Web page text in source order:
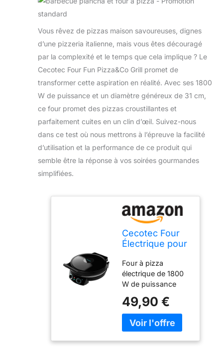
Vous rêvez de pizzas maison savoureuses, dignes
d’une pizzeria italienne, mais vous êtes découragé
par la complexité et le temps que cela implique ? Le
Cecotec Four Fun Pizza&Co Grill promet de
transformer cette aspiration en réalité. Avec ses 1800
W de puissance et un diamètre généreux de 31 cm,
ce four promet des pizzas croustillantes et
parfaitement cuites en un clin d’œil. Suivez-nous
dans ce test où nous mettrons à l’épreuve la facilité
d’utilisation et la performance de ce produit qui
semble être la réponse à vos soirées gourmandes
simplifiées.
Cecotec Four
Électrique pour
Pizza&Co,
1800W, Grill, Ø
31cm, Minuterie
jusqu’à 30mins,
Revêtement
Rockstone,
Température
Réglable et
Four à pizza
électrique de 1800
W de puissance
pizzas
professionnelles.
Avec minuterie
49,90 €